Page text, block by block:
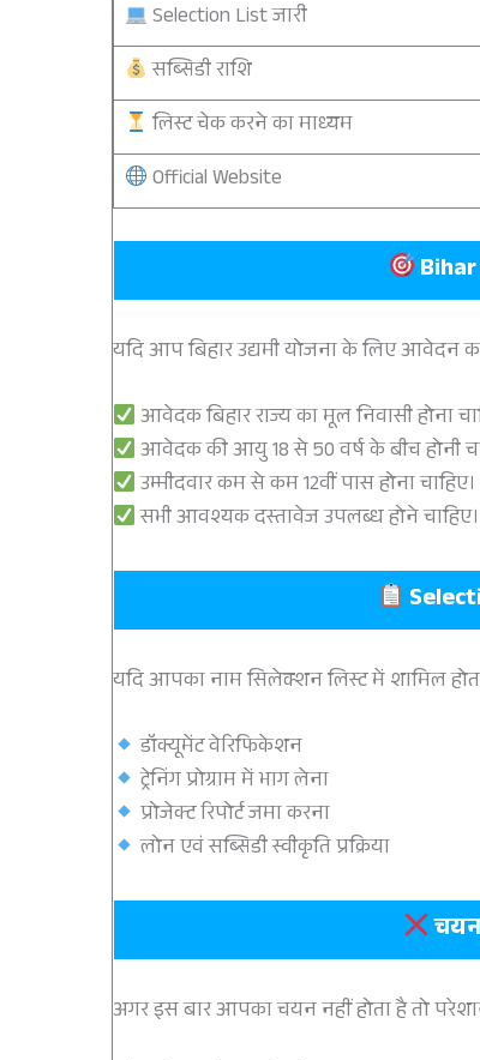
Selection List जारी
सब्सिडी राशि
लिस्ट चेक करने का माध्यम
Official Website
यदि आप बिहार उद्यमी योजना के लिए आवेदन
आवेदक बिहार राज्य का मूल निवासी होना
आवेदक की आयु 18 से 50 वर्ष के बीच होनी
उम्मीदवार कम से कम 12वीं पास होना चाहिए।
सभी आवश्यक दस्तावेज उपलब्ध होने चाहिए।
यदि आपका नाम सिलेक्शन लिस्ट में शामिल होता
डॉक्यूमेंट वेरिफिकेशन
ट्रेनिंग प्रोग्राम में भाग लेना
प्रोजेक्ट रिपोर्ट जमा करना
लोन एवं सब्सिडी स्वीकृति प्रक्रिया
अगर इस बार आपका चयन नहीं होता है तो